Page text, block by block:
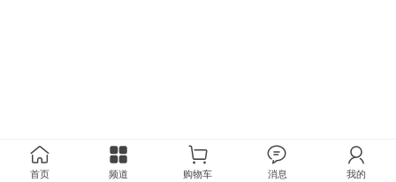
首页 频道 购物车 消息 我的